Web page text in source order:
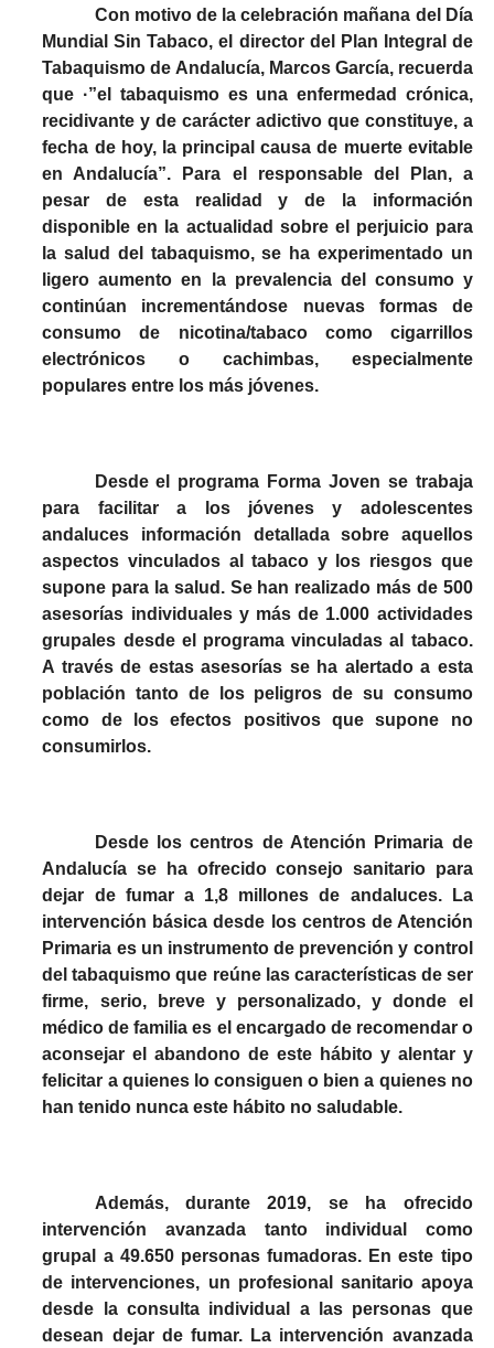
Con motivo de la celebración mañana del Día
Mundial Sin Tabaco, el director del Plan Integral de
Tabaquismo de Andalucía, Marcos García, recuerda
que ·”el tabaquismo es una enfermedad crónica,
recidivante y de carácter adictivo que constituye, a
fecha de hoy, la principal causa de muerte evitable
en Andalucía”. Para el responsable del Plan, a
pesar de esta realidad y de la información
disponible en la actualidad sobre el perjuicio para
la salud del tabaquismo, se ha experimentado un
ligero aumento en la prevalencia del consumo y
continúan incrementándose nuevas formas de
consumo de nicotina/tabaco como cigarrillos
electrónicos o cachimbas, especialmente
populares entre los más jóvenes.
Desde el programa Forma Joven se trabaja
para facilitar a los jóvenes y adolescentes
andaluces información detallada sobre aquellos
aspectos vinculados al tabaco y los riesgos que
supone para la salud. Se han realizado más de 500
asesorías individuales y más de 1.000 actividades
grupales desde el programa vinculadas al tabaco.
A través de estas asesorías se ha alertado a esta
población tanto de los peligros de su consumo
como de los efectos positivos que supone no
consumirlos.
Desde los centros de Atención Primaria de
Andalucía se ha ofrecido consejo sanitario para
dejar de fumar a 1,8 millones de andaluces. La
intervención básica desde los centros de Atención
Primaria es un instrumento de prevención y control
del tabaquismo que reúne las características de ser
firme, serio, breve y personalizado, y donde el
médico de familia es el encargado de recomendar o
aconsejar el abandono de este hábito y alentar y
felicitar a quienes lo consiguen o bien a quienes no
han tenido nunca este hábito no saludable.
Además, durante 2019, se ha ofrecido
intervención avanzada tanto individual como
grupal a 49.650 personas fumadoras. En este tipo
de intervenciones, un profesional sanitario apoya
desde la consulta individual a las personas que
desean dejar de fumar. La intervención avanzada